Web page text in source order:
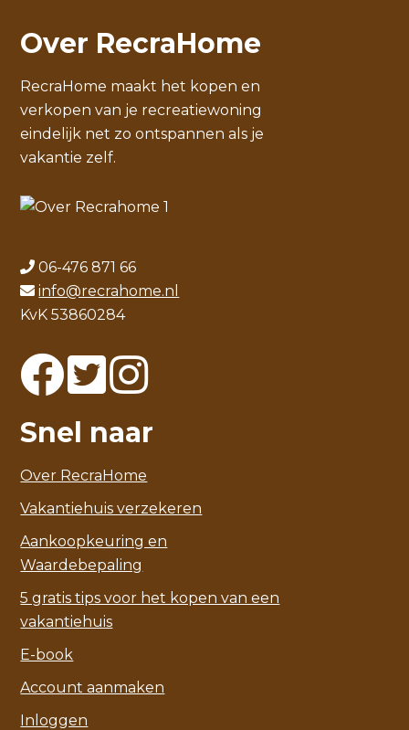
Over RecraHome
RecraHome maakt het kopen en
verkopen van je recreatiewoning
eindelijk net zo ontspannen als je
vakantie zelf.
06-476 871 66
info@recrahome.nl
KvK 53860284
Snel naar
Over RecraHome
Vakantiehuis verzekeren
Aankoopkeuring en
Waardebepaling
5 gratis tips voor het kopen van een
vakantiehuis
E-book
Account aanmaken
Inloggen